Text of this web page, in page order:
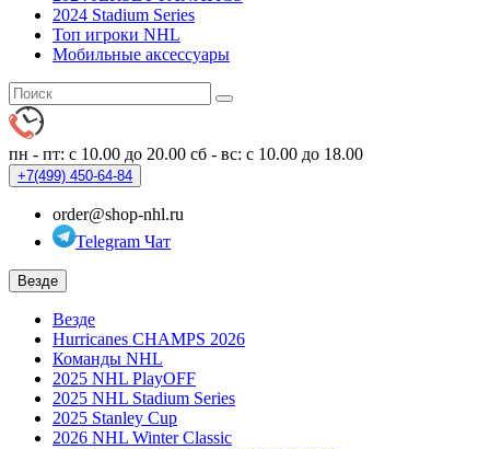
2024 Stadium Series
Топ игроки NHL
Мобильные аксессуары
пн - пт: с 10.00 до 20.00 сб - вс: с 10.00 до 18.00
+7(499) 450-64-84
order@shop-nhl.ru
Telegram Чат
Везде
Везде
Hurricanes CHAMPS 2026
Команды NHL
2025 NHL PlayOFF
2025 NHL Stadium Series
2025 Stanley Cup
2026 NHL Winter Classic